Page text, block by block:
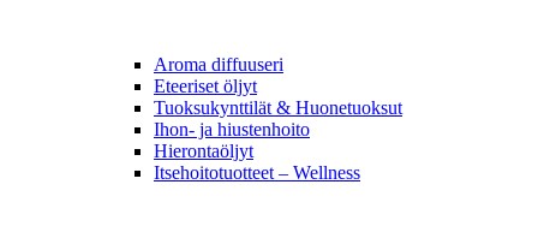
Aroma diffuuseri
Eteeriset öljyt
Tuoksukynttilät & Huonetuoksut
Ihon- ja hiustenhoito
Hierontaöljyt
Itsehoitotuotteet – Wellness